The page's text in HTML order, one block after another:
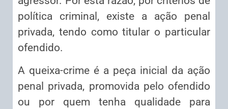
política criminal, existe a ação penal
privada, tendo como titular o particular
ofendido.
A queixa-crime é a peça inicial da ação
penal privada, promovida pelo ofendido
ou por quem tenha qualidade para